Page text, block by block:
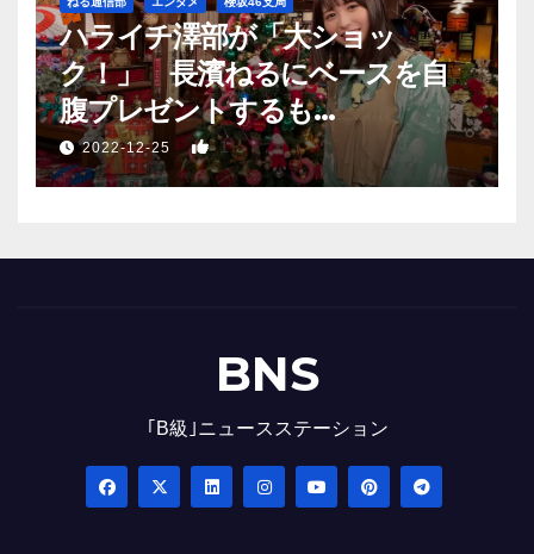
ハライチ澤部が「大ショッ
ク！」 長濱ねるにベースを自
腹プレゼントするも…
2022-12-25 1
BNS
｢B級｣ニュースステーション